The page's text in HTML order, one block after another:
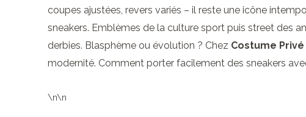
coupes ajustées, revers variés – il reste une icône
sneakers. Emblèmes de la culture sport puis street des
derbies. Blasphème ou évolution ? Chez Costume Privé
modernité. Comment porter facilement des sneakers
\n\n